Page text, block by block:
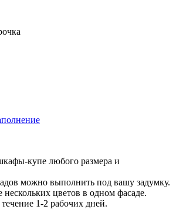
купе любого размера и
можно выполнить под вашу задумку.
цветов в одном фасаде.
1-2 рабочих дней.